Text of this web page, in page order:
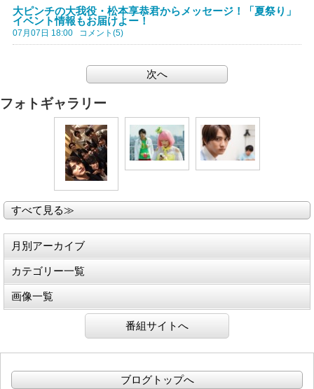
大ピンチの大我役・松本享恭君からメッセージ！「夏祭り」
イベント情報もお届けよー！
07月07日 18:00 コメント(5)
次へ
フォトギャラリー
すべて見る≫
月別アーカイブ
カテゴリー一覧
画像一覧
番組サイトへ
ブログトップへ